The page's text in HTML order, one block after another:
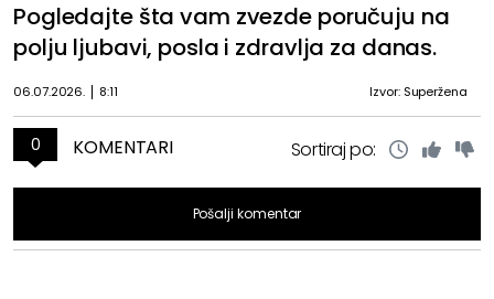
Pogledajte šta vam zvezde poručuju na
polju ljubavi, posla i zdravlja za danas.
06.07.2026. 8:11 Izvor: Superžena
0 KOMENTARI Sortiraj po:
Pošalji komentar